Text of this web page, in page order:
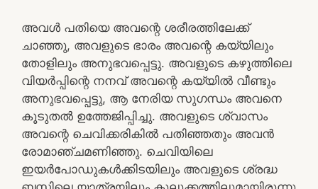
അവൾ പതിയെ അവന്റെ ശരീരത്തിലേക്ക്
ചാഞ്ഞു, അവളുടെ ഭാരം അവന്റെ കയ്യിലും
തോളിലും അനുഭവപ്പെട്ടു. അവളുടെ കഴുത്തിലെ
വിയർപ്പിന്റെ നനവ് അവന്റെ കയ്യിൽ വീണ്ടും
അനുഭവപ്പെട്ടു, ആ നേരിയ സുഗന്ധം അവനെ
കൂടുതൽ ഉത്തേജിപ്പിച്ചു. അവളുടെ ശ്വാസം
അവന്റെ ചെവിക്കരികിൽ പതിഞ്ഞതും അവൻ
രോമാഞ്ചമണിഞ്ഞു. ചെവിയിലെ
ഇയർപോഡുകൾക്കിടയിലും അവളുടെ ശ്രദ്ധ